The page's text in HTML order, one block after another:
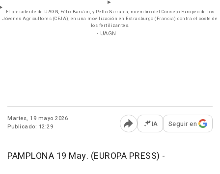
El presidente de UAGN, Félix Bariáin, y Pello Sarratea, miembro del Consejo Europeo de los
Jóvenes Agricultores (CEJA), en una movilización en Estrasburgo (Francia) contra el coste de
los fertilizantes.
- UAGN
Martes, 19 mayo 2026
Publicado: 12:29
Abrir opciones para
IA Seguir en
PAMPLONA 19 May. (EUROPA PRESS) -